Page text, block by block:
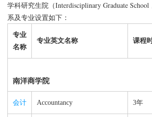
学科研究生院（Interdisciplinary Graduate
系及专业设置如下：
专业
名称
专业英文名称 课程
南洋商学院
会计 Accountancy 3年